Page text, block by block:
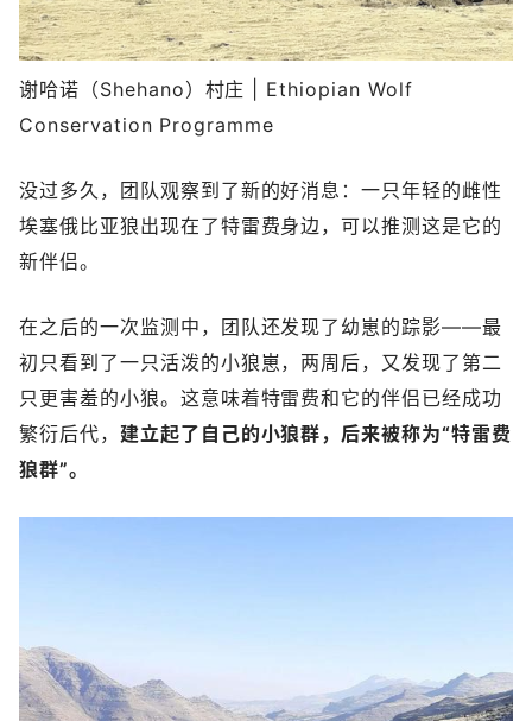
谢哈诺（Shehano）村庄 | Ethiopian Wolf
Conservation Programme
没过多久，团队观察到了新的好消息：一只年轻的雌性
埃塞俄比亚狼出现在了特雷费身边，可以推测这是它的
新伴侣。
在之后的一次监测中，团队还发现了幼崽的踪影——最
初只看到了一只活泼的小狼崽，两周后，又发现了第二
只更害羞的小狼。这意味着特雷费和它的伴侣已经成功
繁衍后代， 建立起了自己的小狼群，后来被称为“特雷费
狼群”。